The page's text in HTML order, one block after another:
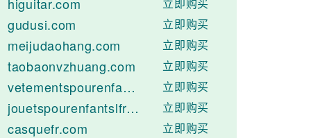
gudusi.com 立即购买
meijudaohang.com 立即购买
taobaonvzhuang.com 立即购买
vetementspourenfantsfr.com 立即购买
jouetspourenfantslfr.com 立即购买
casquefr.com 立即购买